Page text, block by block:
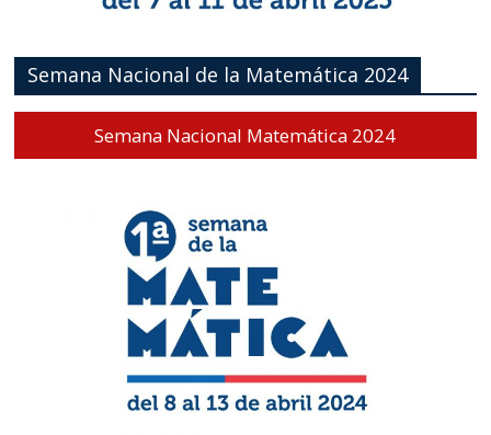
Semana Nacional de la Matemática 2024
Semana Nacional Matemática 2024